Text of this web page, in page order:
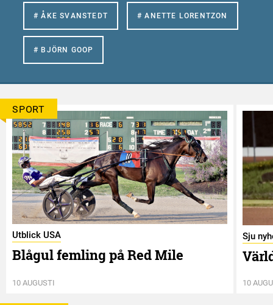
# ÅKE SVANSTEDT # ANETTE LORENTZON
# BJÖRN GOOP
SPORT
Utblick USA
Blågul femling på Red Mile
10 AUGUSTI
Sju
10